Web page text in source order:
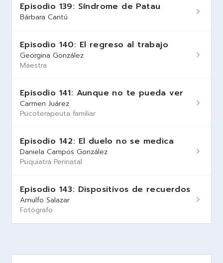
Episodio 139: Síndrome de Patau
Bárbara Cantú
Episodio 140: El regreso al trabajo
Georgina González
Maestra
Episodio 141: Aunque no te pueda ver
Carmen Juárez
Psicoterapeuta familiar
Episodio 142: El duelo no se medica
Daniela Campos González
Psiquiatra Perinatal
Episodio 143: Dispositivos de recuerdos
Arnulfo Salazar
Fotógrafo